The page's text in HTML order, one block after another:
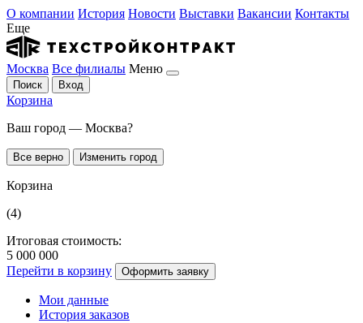
О компании История Новости Выставки Вакансии Контакты
Еще
Москва Все филиалы Меню
Поиск Вход
Корзина
Ваш город — Москва?
Все верно Изменить город
Корзина
(4)
Итоговая стоимость:
5 000 000
Перейти в корзину
Оформить заявку
Мои данные
История заказов